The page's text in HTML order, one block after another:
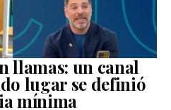
llamas: un canal
lugar se definió
mínima